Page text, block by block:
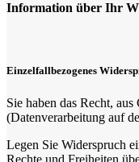
Information über Ihr
Einzelfallbezogenes
Sie haben das Recht,
(Datenverarbeitung auf
Legen Sie Widerspruch
Rechte und Freiheiten